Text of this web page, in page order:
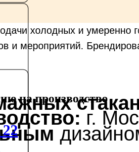
холодных и умеренно
и мероприятий.
г.
на производство